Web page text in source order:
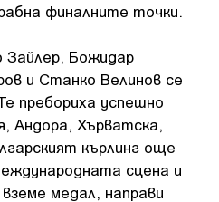
финалните точки.
Зайлер, Божидар
и Станко Велинов се
пребориха успешно
Андора, Хърватска,
кърлинг още
сцена и
медал, направи